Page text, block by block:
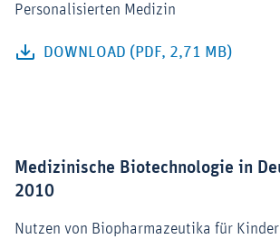
Personalisierten Medizin
DOWNLOAD (PDF, 2,71 MB)
Medizinische Biotechnologie in
2010
Nutzen von Biopharmazeutika für Kinder